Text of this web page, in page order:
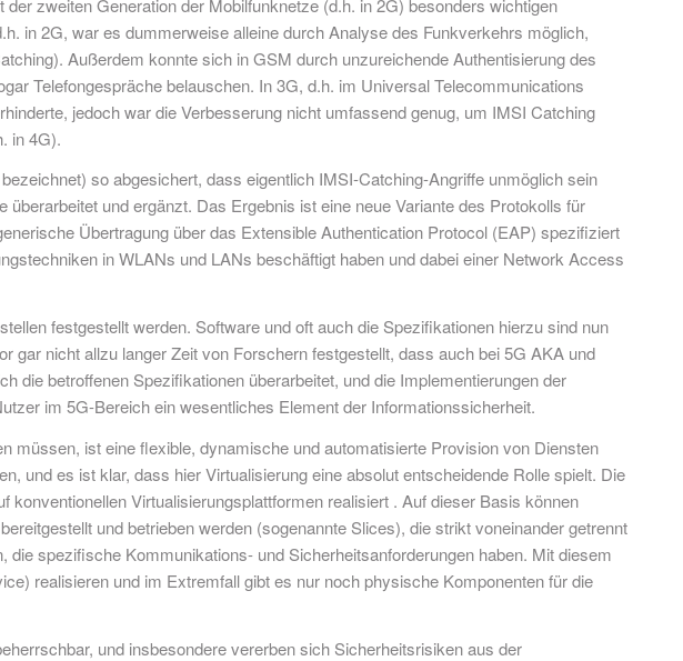
in 2G, war es dummerweise alleine durch Analyse des Funkverkehrs möglich,
Außerdem konnte sich in GSM durch unzureichende Authentisierung des
Telefongespräche belauschen. In 3G, d.h. im Universal Telecommunications
jedoch war die Verbesserung nicht umfassend genug, um IMSI Catching
in 4G).
so abgesichert, dass eigentlich IMSI-Catching-Angriffe unmöglich sein
und ergänzt. Das Ergebnis ist eine neue Variante des Protokolls für
Übertragung über das Extensible Authentication Protocol (EAP) spezifiziert
in WLANs und LANs beschäftigt haben und dabei einer Network Access
festgestellt werden. Software und oft auch die Spezifikationen hierzu sind nun
nicht allzu langer Zeit von Forschern festgestellt, dass auch bei 5G AKA und
die betroffenen Spezifikationen überarbeitet, und die Implementierungen der
im 5G-Bereich ein wesentliches Element der Informationssicherheit.
ist eine flexible, dynamische und automatisierte Provision von Diensten
und es ist klar, dass hier Virtualisierung eine absolut entscheidende Rolle spielt. Die
Virtualisierungsplattformen realisiert . Auf dieser Basis können
und betrieben werden (sogenannte Slices), die strikt voneinander getrennt
spezifische Kommunikations- und Sicherheitsanforderungen haben. Mit diesem
realisieren und im Extremfall gibt es nur noch physische Komponenten für die
und insbesondere vererben sich Sicherheitsrisiken aus der